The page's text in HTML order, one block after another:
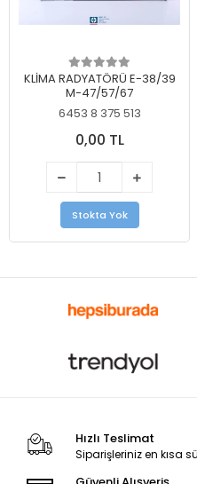
KLİMA RADYATÖRÜ E-38/39
M-47/57/67
6453 8 375 513
0,00 TL
Stokta Yok
Hızlı Teslimat
Siparişleriniz en kısa